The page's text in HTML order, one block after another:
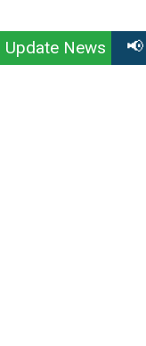
Update News📢